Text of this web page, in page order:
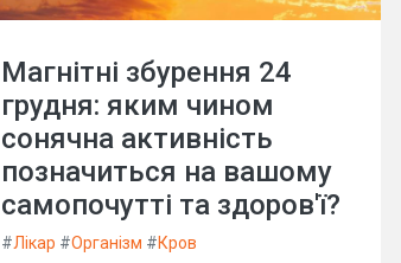
Магнітні збурення 24
грудня: яким чином
сонячна активність
позначиться на вашому
самопочутті та здоров'ї?
#Лікар #Організм #Кров